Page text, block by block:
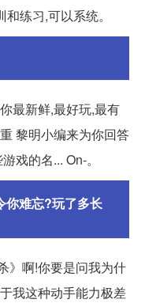
练习,可以系统。
最新鲜,最好玩,最有
黎明小编来为你回答
戏的名... On-。
你难忘?玩了多长
》啊!你要是问我为什
我这种动手能力极差